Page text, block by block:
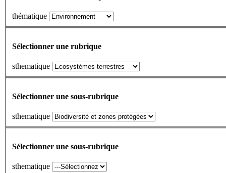
thématique
Sélectionner une rubrique
sthematique
Sélectionner une sous-rubrique
sthematique
Sélectionner une sous-rubrique
sthematique